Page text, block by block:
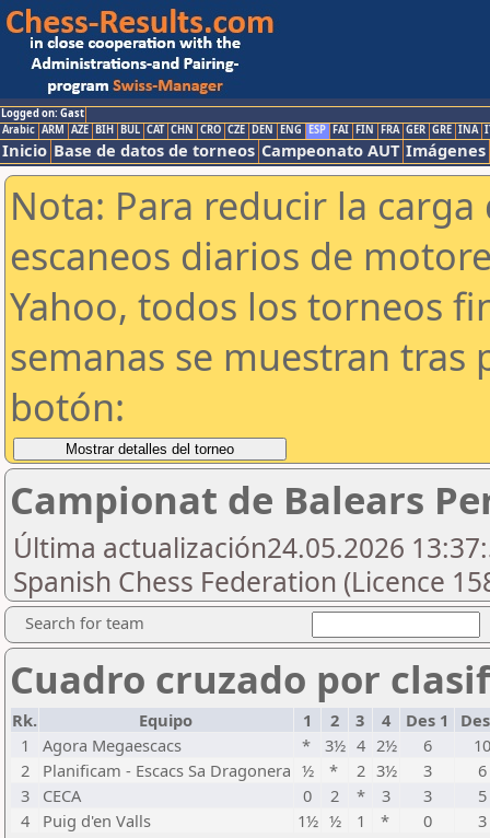
Logged on: Gast
Arabic ARM AZE BIH BUL CAT CHN CRO CZE DEN ENG ESP FAI FIN FRA GER GRE INA
Inicio Base de datos de torneos Campeonato AUT Imágenes
Nota: Para reducir la
escaneos diarios de
Yahoo, todos los torneos
semanas se muestran tras
botón:
Campionat de Balears
Última actualización24.05.2026
Spanish Chess Federation (Licence
Search for team
Cuadro cruzado por
Rk. Equipo 1 2 3 4 Des 1
1
Agora Megaescacs * 3½ 4 2½ 6
10
2
Planificam - Escacs Sa Dragonera ½ * 2 3½ 3
6
3
CECA 0 2 * 3 3
5
4
Puig d'en Valls 1½ ½ 1 * 0 3